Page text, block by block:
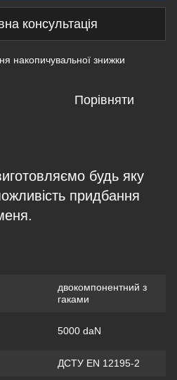
консультація
накопичувальної знижки
Порівняти
будь яку
придбання
двокомпонентний з
гаками
5000 daN
ДСТУ EN 12195-2